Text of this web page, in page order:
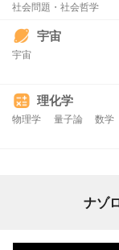
社会問題・社会哲学
宇宙
宇宙
理化学
物理学 量子論 数学
ナゾ